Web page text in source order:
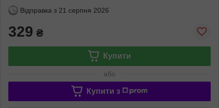
Відправка з 21 серпня 2026
329 ₴
Купити
або
Купити з